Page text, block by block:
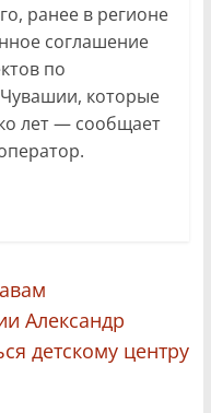
ранее в регионе
соглашение
по
которые
лет — сообщает
Александр
детскому центру